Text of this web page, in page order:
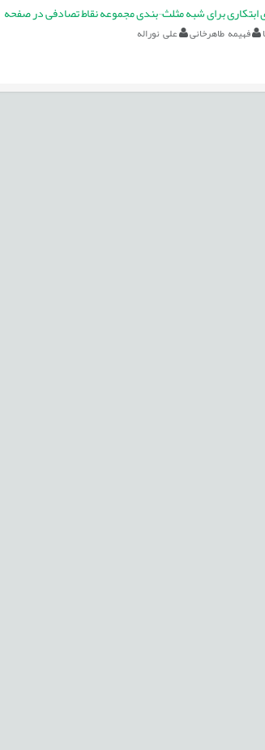
ابتکاری برای شبه مثلث¬بندی مجموعه نقاط تصادفی در صفحه
فهیمه طاهرخانی علی نوراله